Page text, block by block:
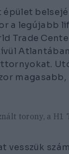
a legújabb
Trade
torony, a H1
vesszük